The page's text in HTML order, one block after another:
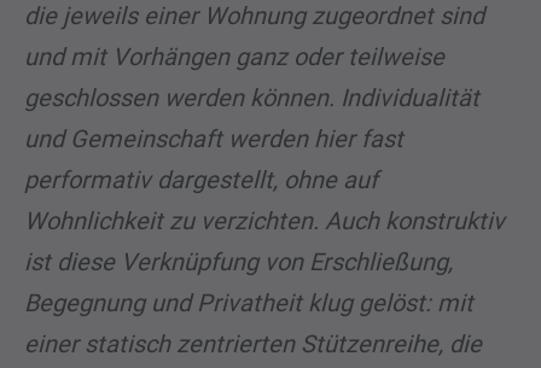
die jeweils einer Wohnung zugeordnet sind
und mit Vorhängen ganz oder teilweise
geschlossen werden können. Individualität
und Gemeinschaft werden hier fast
performativ dargestellt, ohne auf
Wohnlichkeit zu verzichten. Auch konstruktiv
ist diese Verknüpfung von Erschließung,
Begegnung und Privatheit klug gelöst: mit
einer statisch zentrierten Stützenreihe, die